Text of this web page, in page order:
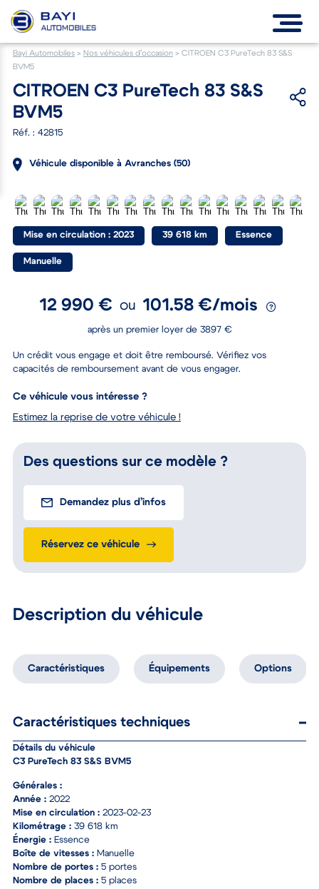
Bayi Automobiles> Nos véhicules d’occasion> CITROEN C3 PureTech 83 S&S
BVM5
Description du véhicule
Caractéristiques Équipements Options
Caractéristiques techniques
Détails du véhicule
C3 PureTech 83 S&S BVM5
Générales :
Année : 2022
Mise en circulation : 2023-02-23
Kilométrage : 39 618 km
Énergie : Essence
Boîte de vitesses : Manuelle
Nombre de portes : 5 portes
Nombre de places : 5 places
CITROEN C3 PureTech 83 S&S
BVM5
Réf. : 42815
Véhicule disponible à Avranches (50)
Mise en circulation : 2023 39 618 km Essence
Manuelle
12 990 € ou 101.58 €/mois
après un premier loyer de 3897 €
Un crédit vous engage et doit être remboursé. Vérifiez vos
capacités de remboursement avant de vous engager.
Ce véhicule vous intéresse ?
Estimez la reprise de votre véhicule !
Des questions sur ce modèle ?
Demandez plus d’infos
Réservez ce véhicule